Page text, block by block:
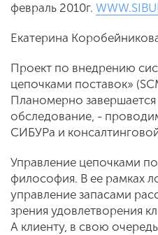
февраль 2010г.
Екатерина
Проект по внедрению
цепочками поставок»
Планомерно
обследование, -
СИБУРа и
Управление цепочками
философия. В ее рамках
управление запасами
зрения удовлетворе­ния
А кли­енту, в свою